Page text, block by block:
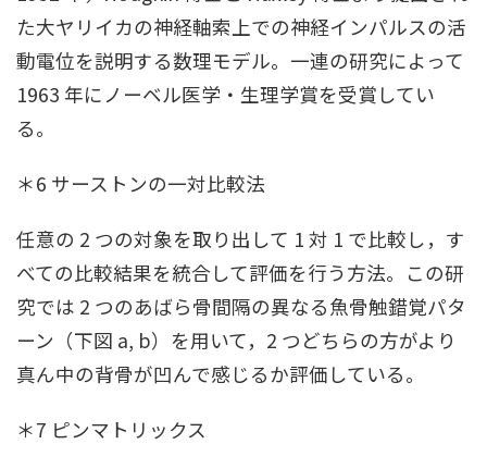
た大ヤリイカの神経軸索上での神経インパルスの活
動電位を説明する数理モデル。一連の研究によって
1963 年にノーベル医学・生理学賞を受賞してい
る。
＊6 サーストンの一対比較法
任意の 2 つの対象を取り出して 1 対 1 で比較し，す
べての比較結果を統合して評価を行う方法。この研
究では 2 つのあばら骨間隔の異なる魚骨触錯覚パタ
ーン（下図 a, b）を用いて，2 つどちらの方がより
真ん中の背骨が凹んで感じるか評価している。
＊7 ピンマトリックス